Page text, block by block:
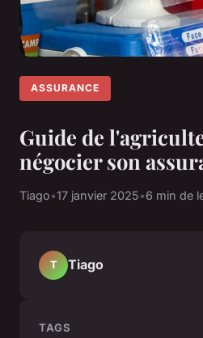
ASSURANCE
Guide de
négocier son
Tiago•17 janvier 2025•6 min de
T Tiago
TAGS